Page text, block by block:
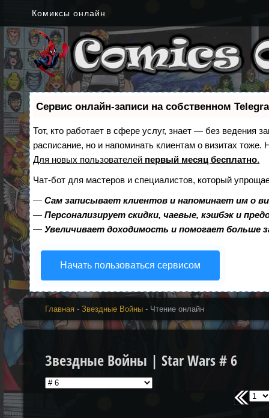
Комиксы онлайн
Сервис онлайн-записи на собственном
Тот, кто работает в сфере услуг, знает — без ведения
расписание, но и напоминать клиентам о визитах
Для новых пользователей первый месяц бесплатно.
Чат-бот для мастеров и специалистов, который
—Сам записывает клиентов и напоминает им о
—Персонализирует скидки, чаевые, кэшбэк и
—Увеличивает доходимость и помогает больше
Начать пользоваться сервисом
Главная -Звездные Войны - Чтение онлайн
Звездные Войны | Star Wars # 6